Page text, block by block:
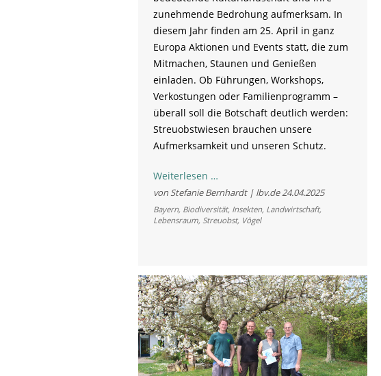
zunehmende Bedrohung aufmerksam. In
diesem Jahr finden am 25. April in ganz
Europa Aktionen und Events statt, die zum
Mitmachen, Staunen und Genießen
einladen. Ob Führungen, Workshops,
Verkostungen oder Familienprogramm –
überall soll die Botschaft deutlich werden:
Streuobstwiesen brauchen unsere
Aufmerksamkeit und unseren Schutz.
Weiterlesen …
Birne,
Quitte:
Aktionsbündnis
der
Streuobstwiese
von Stefanie Bernhardt | lbv.de24.04.2025
Bayern, Biodiversität, Insekten, Landwirtschaft,
Lebensraum, Streuobst, Vögel